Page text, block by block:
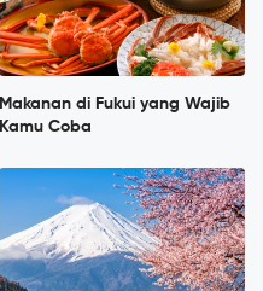
Makanan di Fukui yang Wajib
Kamu Coba